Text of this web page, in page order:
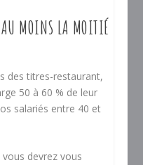
MOINS LA MOITIÉ
des titres-restaurant,
50 à 60 % de leur
salariés entre 40 et
devrez vous